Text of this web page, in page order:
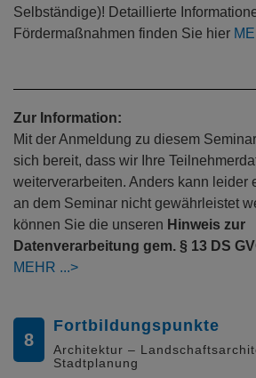
Selbständige)! Detaillierte
Fördermaßnahmen finden Sie hier
Zur Information:
Mit der Anmeldung zu diesem
sich bereit, dass wir Ihre
weiterverarbeiten. Anders kann leider
an dem Seminar nicht gewährleistet
können Sie die unseren Hinweis zur
Datenverarbeitung gem. § 13 DS
MEHR
8
Fortbildungspunkte
Architektur –
Stadtplanung